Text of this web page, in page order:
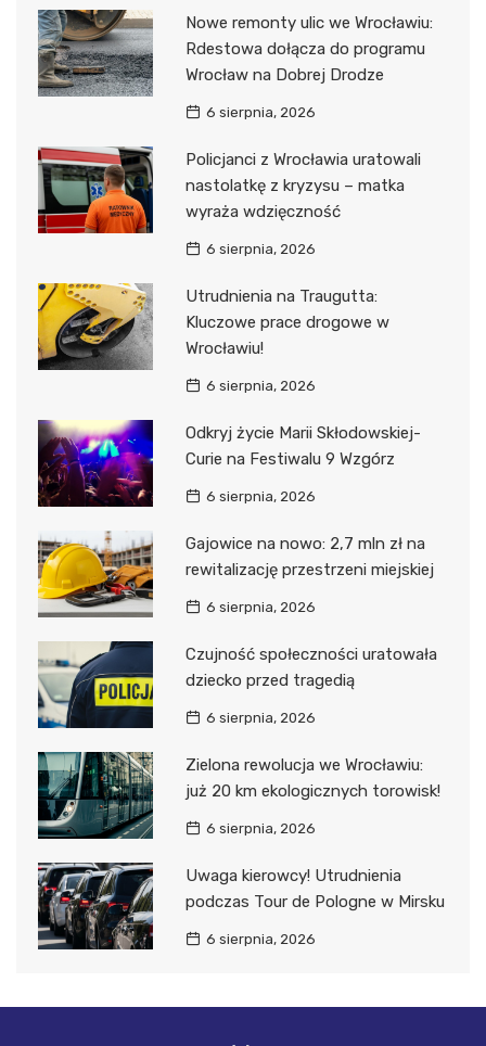
Nowe remonty ulic we Wrocławiu:
Rdestowa dołącza do programu
Wrocław na Dobrej Drodze
6 sierpnia, 2026
Policjanci z Wrocławia uratowali
nastolatkę z kryzysu – matka
wyraża wdzięczność
6 sierpnia, 2026
Utrudnienia na Traugutta:
Kluczowe prace drogowe w
Wrocławiu!
6 sierpnia, 2026
Odkryj życie Marii Skłodowskiej-
Curie na Festiwalu 9 Wzgórz
6 sierpnia, 2026
Gajowice na nowo: 2,7 mln zł na
rewitalizację przestrzeni miejskiej
6 sierpnia, 2026
Czujność społeczności uratowała
dziecko przed tragedią
6 sierpnia, 2026
Zielona rewolucja we Wrocławiu:
już 20 km ekologicznych torowisk!
6 sierpnia, 2026
Uwaga kierowcy! Utrudnienia
podczas Tour de Pologne w Mirsku
6 sierpnia, 2026